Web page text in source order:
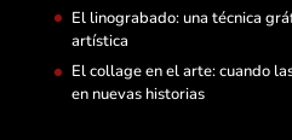
El linograbado: una técnica
artística
El collage en el arte: cuando
en nuevas historias